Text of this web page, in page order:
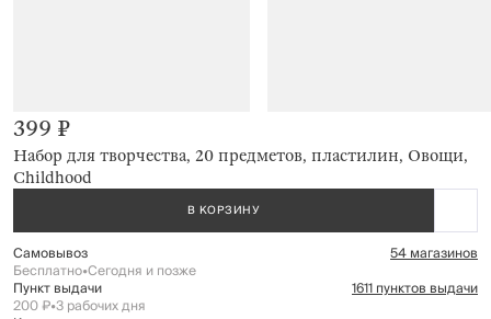
Набор для творчества, 20 предметов, пластилин, Овощи,
Childhood
399 ₽
В КОРЗИНУ
Самовывоз 54 магазинов
Бесплатно•Сегодня и позже
Пункт выдачи 1611 пунктов выдачи
200 ₽•3 рабочих дня